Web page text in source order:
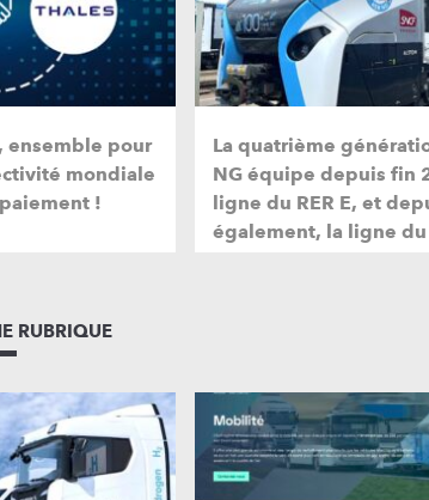
ensemble pour
mondiale
!
La quatrième
NG équipe depuis fin
ligne du RER E, et
également, la ligne du
RUBRIQUE